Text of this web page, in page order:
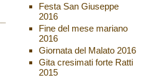
Festa San Giuseppe
2016
Fine del mese mariano
2016
Giornata del Malato 2016
Gita cresimati forte Ratti
2015